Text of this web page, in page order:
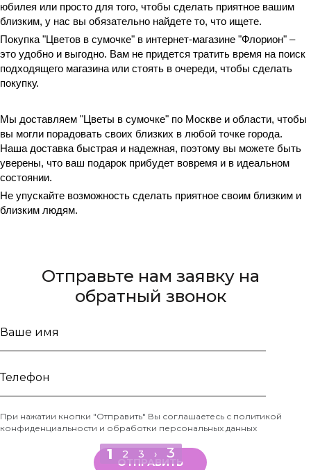
1 2 3 › 3
юбилея или просто для того, чтобы сделать приятное вашим
близким, у нас вы обязательно найдете то, что ищете.
Покупка "Цветов в сумочке" в интернет-магазине "Флорион" –
это удобно и выгодно. Вам не придется тратить время на поиск
подходящего магазина или стоять в очереди, чтобы сделать
покупку.
Мы доставляем "Цветы в сумочке" по Москве и области, чтобы
вы могли порадовать своих близких в любой точке города.
Наша доставка быстрая и надежная, поэтому вы можете быть
уверены, что ваш подарок прибудет вовремя и в идеальном
состоянии.
Не упускайте возможность сделать приятное своим близким и
близким людям.
Отправьте нам заявку на
обратный звонок
Ваше
Телефон
*
При нажатии кнопки "Отправить" Вы соглашаетесь с политикой
конфиденциальности и обработки персональных данных
ОТПРАВИТЬ